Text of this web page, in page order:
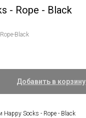
- Rope - Black
Black
Добавить в корзину
Happy Socks - Rope - Black